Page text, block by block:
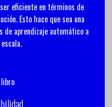
eficiente en términos de
Esto hace que sea una
de aprendizaje automático a